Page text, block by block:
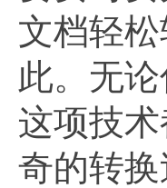
文档轻
此。无
这项技
奇的转换